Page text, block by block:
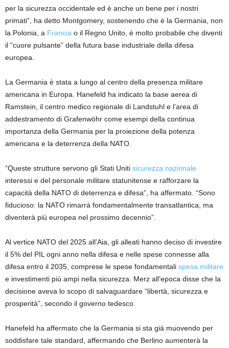
per la sicurezza occidentale ed è anche un bene per i nostri
primati”, ha detto Montgomery, sostenendo che è la Germania, non
la Polonia, a Francia o il Regno Unito, è molto probabile che diventi
il ​​“cuore pulsante” della futura base industriale della difesa
europea.
La Germania è stata a lungo al centro della presenza militare
americana in Europa. Hanefeld ha indicato la base aerea di
Ramstein, il centro medico regionale di Landstuhl e l’area di
addestramento di Grafenwöhr come esempi della continua
importanza della Germania per la proiezione della potenza
americana e la deterrenza della NATO.
“Queste strutture servono gli Stati Uniti sicurezza nazionale
interessi e del personale militare statunitense e rafforzare la
capacità della NATO di deterrenza e difesa”, ha affermato. “Sono
fiducioso: la NATO rimarrà fondamentalmente transatlantica, ma
diventerà più europea nel prossimo decennio”.
Al vertice NATO del 2025 all’Aia, gli alleati hanno deciso di investire
il 5% del PIL ogni anno nella difesa e nelle spese connesse alla
difesa entro il 2035, comprese le spese fondamentali spesa militare
e investimenti più ampi nella sicurezza. Merz all’epoca disse che la
decisione aveva lo scopo di salvaguardare “libertà, sicurezza e
prosperità”, secondo il governo tedesco.
Hanefeld ha affermato che la Germania si sta già muovendo per
soddisfare tale standard, affermando che Berlino aumenterà la